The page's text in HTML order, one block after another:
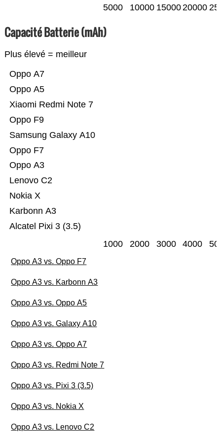
5000 10000 1500020000
Capacité Batterie (mAh)
Plus élevé = meilleur
Alcatel Pixi 3 (3.5)
Karbonn A3
Nokia X
Lenovo C2
Oppo A3
Oppo F7
Samsung Galaxy A10
Oppo F9
Xiaomi Redmi Note 7
Oppo A5
Oppo A7
1000 2000 3000 4000
Oppo A3 vs. Oppo F7
Oppo A3 vs. Karbonn A3
Oppo A3 vs. Oppo A5
Oppo A3 vs. Galaxy A10
Oppo A3 vs. Oppo A7
Oppo A3 vs. Redmi Note 7
Oppo A3 vs. Pixi 3 (3.5)
Oppo A3 vs. Nokia X
Oppo A3 vs. Lenovo C2